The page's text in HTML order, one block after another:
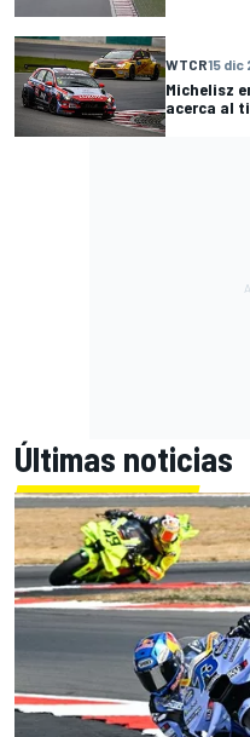
WTCR15 dic
Michelisz
acerca al
Últimas noticias